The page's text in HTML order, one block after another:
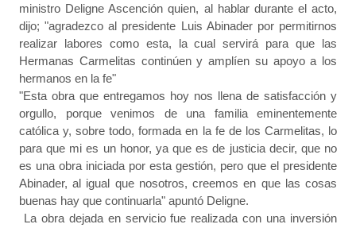
ministro Deligne Ascención quien, al hablar durante el acto,
dijo; "agradezco al presidente Luis Abinader por permitirnos
realizar labores como esta, la cual servirá para que las
Hermanas Carmelitas continúen y amplíen su apoyo a los
hermanos en la fe"
"Esta obra que entregamos hoy nos llena de satisfacción y
orgullo, porque venimos de una familia eminentemente
católica y, sobre todo, formada en la fe de los Carmelitas, lo
para que mi es un honor, ya que es de justicia decir, que no
es una obra iniciada por esta gestión, pero que el presidente
Abinader, al igual que nosotros, creemos en que las cosas
buenas hay que continuarla" apuntó Deligne.
La obra dejada en servicio fue realizada con una inversión